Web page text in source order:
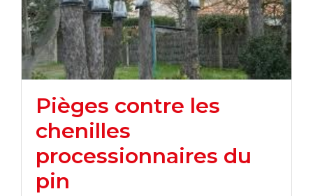
Pièges contre les
chenilles
processionnaires du
pin